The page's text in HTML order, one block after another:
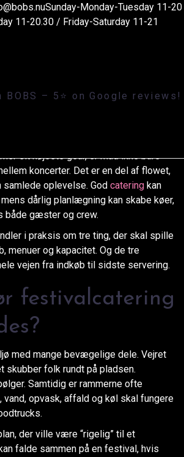
Sunday-Monday-Tuesday 11-
11-20.30 / Friday-Saturday 11-21
5⭐️ on Google reviews!>Blog>Artikler>
for mandskab, menuer og kapacitet
til festival:
og kapacitet
sit højeste gear, er mad ikke bare
koncerter. Det er en del af flowet,
samlede oplevelse. God catering kan
dårlig planlægning kan skabe køer,
både gæster og crew.
i praksis om tre ting, der skal spille
menuer og kapacitet. Og de tre
vejen fra indkøb til sidste servering.
festivalcatering
med mange bevægelige dele. Vejret
skubber folk rundt på pladsen.
Samtidig er rammerne ofte
opvask, affald og køl skal fungere
der ville være “rigelig” til et
falde sammen på en festival, hvis